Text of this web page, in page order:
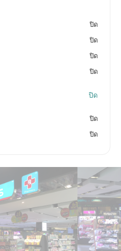
ปิด
ปิด
ปิด
ปิด
ปิด
ปิด
ปิด